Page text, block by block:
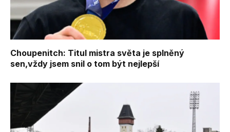
Choupenitch: Titul mistra světa je splněný
sen,vždy jsem snil o tom být nejlepší